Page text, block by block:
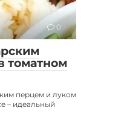
0
томатном
перцем и луком
– идеальный